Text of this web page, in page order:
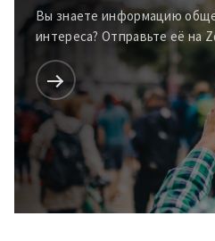
în Română
Вы знаете информацию
интереса? Отправьте её на